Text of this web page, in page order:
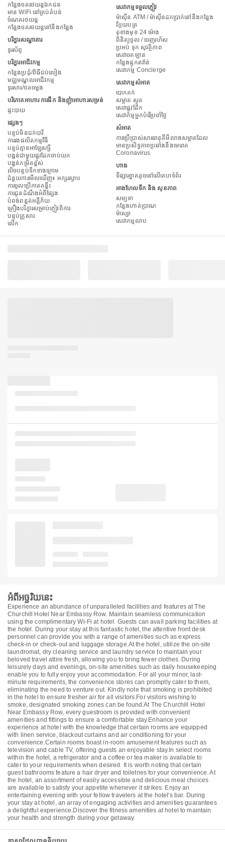
កន្លែងចតរថយន្តឯកជន
មាន WiFi នៅគ្រប់តំបន់
ចំណតរថយន្ត
កន្លែងចតរថយន្តនៅនឹងកន្លែង
បរិក្ខារសណ្ឋាគារ
ទូរស័ព្ទ
បរិក្ខារអាជីវកម្ម
កន្លែងប្រជុំ/ពិធីជប់លៀង
មជ្ឈមណ្ឌលអាជីវកម្ម
ទូរសារ/ថតចម្លង
បរិភោគអាហារ ការផឹក និងញុំាអាហារសម្រន់
ផ្ទះបាយ
ផ្សេងៗ
បន្ទប់មិនជក់បារី
ការរងផលិតកម្មវិធី
បន្ទប់គ្មានអាឡែរហ្សី
បង្គន់ជាមួយផ្លូវដែកចាប់យក
បង្គន់កម្រិតខ្ពស់
លិចបន្ទប់ទឹកខាងក្រោម
ជំនួយការមើលឃើញ៖ អក្សរស្ទាប
ការចូលប្រើកាតគន្លឹះ
ការជូនដំណឹងអំពីផ្សែង
បំពង់​ពន្លត់អគ្គីភ័យ
គ្រឿងបរិក្ខារសម្រាប់ភ្ញៀវពិការ
បន្ទប់គ្រួសារ
លើក
សេវាកម្មទទួលភ្ញៀវ
ម៉ាស៊ីន ATM / ម៉ាស៊ីនដកប្រាក់នៅនឹងកន្លែង
វិក្កយបត្រ
តុខាងមុខ 24 ម៉ោង
ពិនិត្យចូល / ចេញរហ័ស
ប្រអប់ ទុក សុវត្ថិភាព
សេវាចតឡាន
កន្លែងផ្ទុកឥវ៉ាន់
សេវាកម្ម Concierge
សេវាកម្មសំអាត
បោកគក់
សម្អាត ស្ងួត
សេវាផ្លូវដែក
សេវាកម្មអ្នកបំរើប្រចាំថ្ងៃ
សំអាត
ការប្រើប្រាស់សារធាតុគីមីលាងសម្អាតដែល
មានប្រសិទ្ធភាពប្រឆាំងនឹងមេរោគ
Coronavirus
ហាង
ទីផ្សារខ្នាតតូចនៅលើគេហទំព័រ
អាងហែលទឹក និង សុខភាព
សម្បទា
កន្លែងហាត់ប្រាណ
ម៉ាស្សា
សេវាកម្មលាប
អំពីអច្ឆរិយនេះ
Experience an abundance of unparalleled facilities and features at The
Churchill Hotel Near Embassy Row. Maintain seamless communication
using the complimentary Wi-Fi at hotel. Guests can avail parking facilities at
the hotel. During your stay at this fantastic hotel, the attentive front desk
personnel can provide you with a range of amenities such as express
check-in or check-out and luggage storage.At the hotel, utilize the on-site
laundromat, dry cleaning service and laundry service to maintain your
beloved travel attire fresh, allowing you to bring fewer clothes. During
leisurely days and evenings, on-site amenities such as daily housekeeping
enable you to fully enjoy your accommodation. For all your minor, last-
minute requirements, the convenience stores can promptly cater to them,
eliminating the need to venture out. Kindly note that smoking is prohibited
in the hotel to ensure fresher air for all visitors.For visitors wishing to
smoke, designated smoking zones can be found.At The Churchill Hotel
Near Embassy Row, every guestroom is provided with convenient
amenities and fittings to ensure a comfortable stay.Enhance your
experience at hotel with the knowledge that certain rooms are equipped
with linen service, blackout curtains and air conditioning for your
convenience.Certain rooms boast in-room amusement features such as
television and cable TV, offering guests an enjoyable stay.In select rooms
within the hotel, a refrigerator and a coffee or tea maker is available to
cater to your requirements when desired. It is worth noting that certain
guest bathrooms feature a hair dryer and toiletries for your convenience. At
the hotel, an assortment of easily accessible and delicious meal choices
are available to satisfy your appetite whenever it strikes. Enjoy an
entertaining evening with your fellow travelers at the hotel's bar. During
your stay at hotel, an array of engaging activities and amenities guarantees
a delightful experience.Discover the fitness amenities at hotel to maintain
your health and strength during your getaway.